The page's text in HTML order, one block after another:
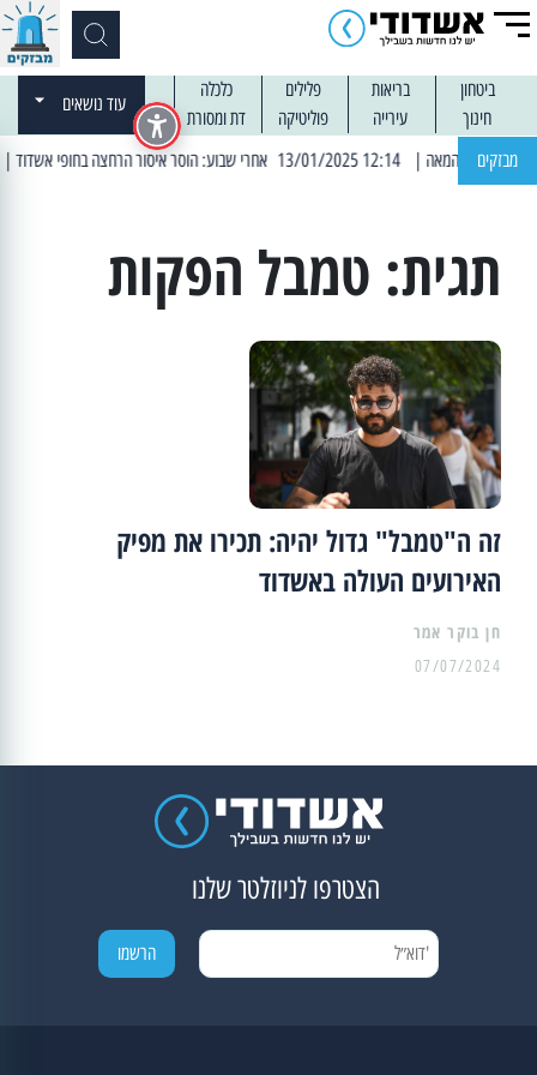
ביטחון בריאות פלילים
כלכלה
חינוך
עירייה פוליטיקה דת ומסורת
עוד נושאים
מבזקים | 12:14 13/01/2025 אחרי שבוע: הוסר איסור הרחצה בחופי אשדוד | 13:04 14/01/2025 עובדים בלילות: עבודות
תגית: טמבל הפקות
זה ה"טמבל" גדול יהיה: תכירו את מפיק
האירועים העולה באשדוד
07/07/2024
הצטרפו לניוזלטר שלנו